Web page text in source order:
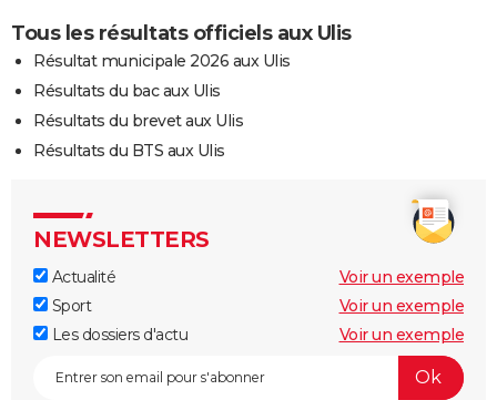
Tous les résultats officiels aux Ulis
Résultat municipale 2026 aux Ulis
Résultats du bac aux Ulis
Résultats du brevet aux Ulis
Résultats du BTS aux Ulis
NEWSLETTERS
Actualité
Voir un exemple
Sport
Voir un exemple
Les dossiers d'actu
Voir un exemple